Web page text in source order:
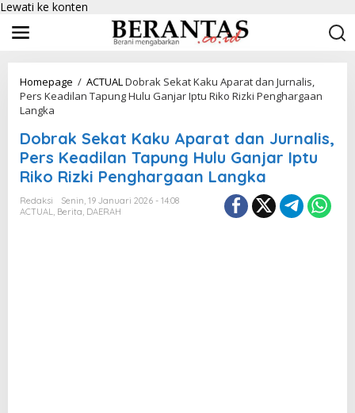
Lewati ke konten
Homepage / ACTUALDobrak Sekat Kaku Aparat dan Jurnalis,
Pers Keadilan Tapung Hulu Ganjar Iptu Riko Rizki Penghargaan
Langka
Dobrak Sekat Kaku Aparat dan Jurnalis,
Pers Keadilan Tapung Hulu Ganjar Iptu
Riko Rizki Penghargaan Langka
Redaksi
Senin, 19 Januari 2026 - 14:08
ACTUAL, Berita, DAERAH